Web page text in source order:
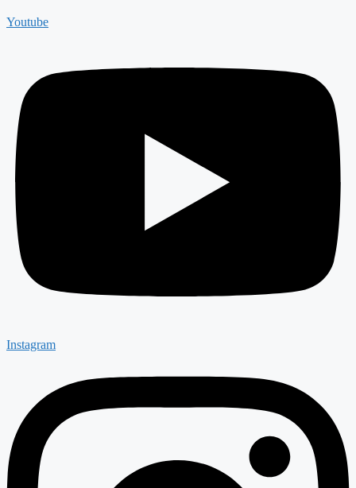
Youtube
Instagram